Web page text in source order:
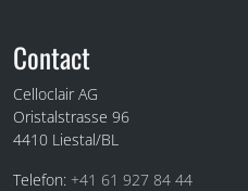
Fuss
Contact
Celloclair AG
Oristalstrasse 96
4410 Liestal/BL
Telefon: +41 61 927 84 44